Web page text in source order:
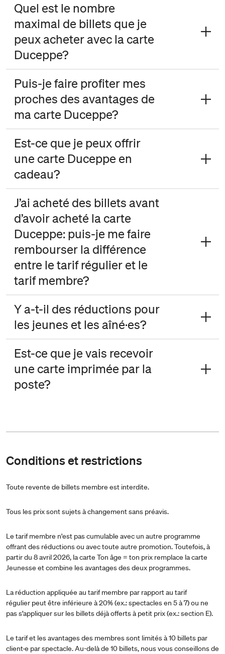
Quel est le nombre
maximal de billets que je
peux acheter avec la carte
Duceppe?
Puis-je faire profiter mes
proches des avantages de
ma carte Duceppe?
Est-ce que je peux offrir
une carte Duceppe en
cadeau?
J’ai acheté des billets avant
d’avoir acheté la carte
Duceppe: puis-je me faire
rembourser la différence
entre le tarif régulier et le
tarif membre?
Y a-t-il des réductions pour
les jeunes et les aîné·es?
Est-ce que je vais recevoir
une carte imprimée par la
poste?
Conditions et restrictions
Toute revente de billets membre est interdite.
Tous les prix sont sujets à changement sans préavis.
Le tarif membre n'est pas cumulable avec un autre programme
offrant des réductions ou avec toute autre promotion. Toutefois, à
partir du 8 avril 2026, la carte Ton âge = ton prix remplace la carte
Jeunesse et combine les avantages des deux programmes.
La réduction appliquée au tarif membre par rapport au tarif
régulier peut être inférieure à 20% (ex.: spectacles en 5 à 7) ou ne
pas s’appliquer sur les billets déjà offerts à petit prix (ex.: section E).
Le tarif et les avantages des membres sont limités à 10 billets par
client·e par spectacle. Au-delà de 10 billets, nous vous conseillons de